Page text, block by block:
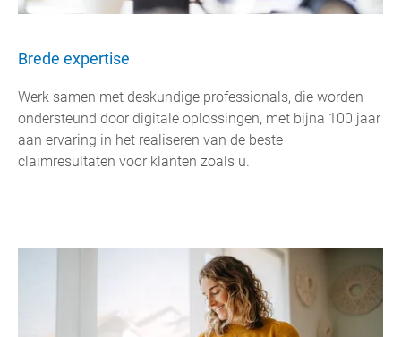
Brede expertise
Werk samen met deskundige professionals, die worden
ondersteund door digitale oplossingen, met bijna 100 jaar
aan ervaring in het realiseren van de beste
claimresultaten voor klanten zoals u.